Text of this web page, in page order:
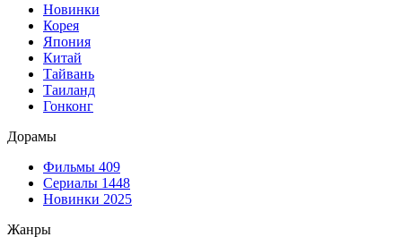
Новинки
Корея
Япония
Китай
Тайвань
Таиланд
Гонконг
Дорамы
Фильмы 409
Сериалы 1448
Новинки 2025
Жанры